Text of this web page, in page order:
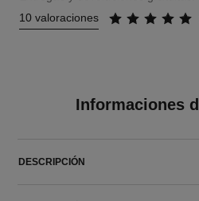
10 valoraciones
Informaciones
DESCRIPCIÓN